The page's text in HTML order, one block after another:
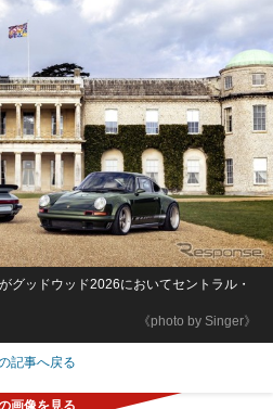
《photo by Singer》
グッドウッド2026においてセントラル・
記事へ戻る